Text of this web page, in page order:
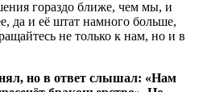
гораздо ближе, чем мы, и
да и её штат намного больше,
не только к нам, но и в
но в ответ слышал: «Нам